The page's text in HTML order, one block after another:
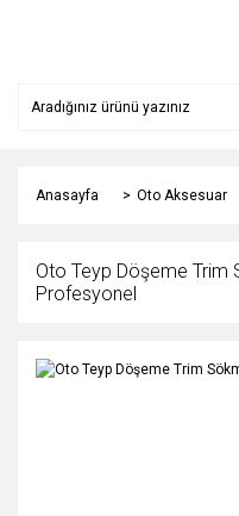
Anasayfa Oto Aksesuar
Oto Teyp Döşeme Trim
Profesyonel